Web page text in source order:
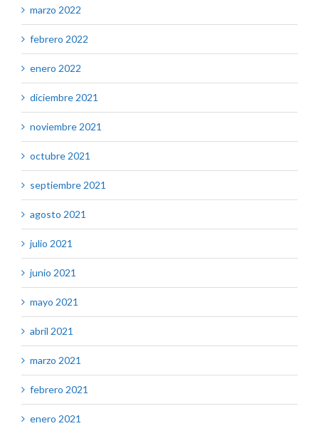
marzo 2022
febrero 2022
enero 2022
diciembre 2021
noviembre 2021
octubre 2021
septiembre 2021
agosto 2021
julio 2021
junio 2021
mayo 2021
abril 2021
marzo 2021
febrero 2021
enero 2021